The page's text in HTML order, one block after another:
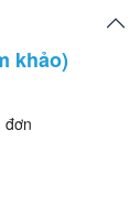
khảo)
đơn